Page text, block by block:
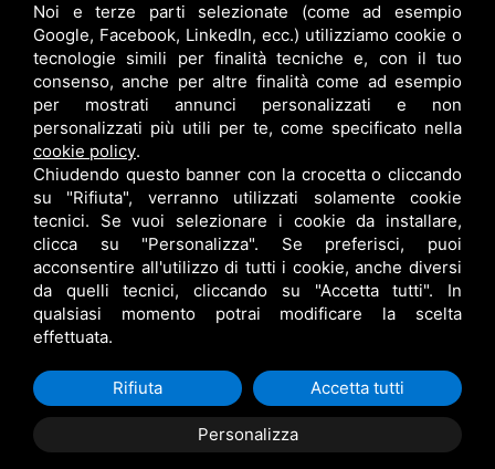
info@bfspa.it
+39 0532 836102
Lavora con noi
B.F. S.P.A. © •PRIVACY•CONTITOLARITÀ•
RESPONSABILE DEL TRATTAMENTO
• SITEMAP• QUESTO SITO È PROTETTO DA GOOGLE RECAPTCHA V3,
PRIVACY POLICYETERMS OF SERVICEDI GOOGLE.
Noi e terze parti selezionate (come ad esempio
Google, Facebook, LinkedIn, ecc.) utilizziamo cookie o
tecnologie simili per finalità tecniche e, con il tuo
consenso, anche per altre finalità come ad esempio
per mostrati annunci personalizzati e non
personalizzati più utili per te, come specificato nella
cookie policy.
Chiudendo questo banner con la crocetta o cliccando
su "Rifiuta", verranno utilizzati solamente cookie
tecnici. Se vuoi selezionare i cookie da installare,
clicca su "Personalizza". Se preferisci, puoi
acconsentire all'utilizzo di tutti i cookie, anche diversi
da quelli tecnici, cliccando su "Accetta tutti". In
qualsiasi momento potrai modificare la scelta
effettuata.
Personalizza
Rifiuta Accetta tutti